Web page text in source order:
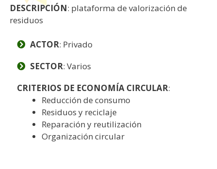
DESCRIPCIÓN: plataforma de valorización de
residuos
ACTOR: Privado
SECTOR: Varios
CRITERIOS DE ECONOMÍA CIRCULAR:
Reducción de consumo
Residuos y reciclaje
Reparación y reutilización
Organización circular